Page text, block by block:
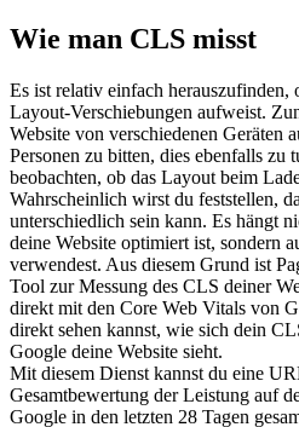
Wie man CLS misst
Es ist relativ einfach herauszufinden,
Layout-Verschiebungen aufweist.
Website von verschiedenen Geräten
Personen zu bitten, dies ebenfalls zu
beobachten, ob das Layout beim
Wahrscheinlich wirst du feststellen,
unterschiedlich sein kann. Es hängt
deine Website optimiert ist, sondern
verwendest. Aus diesem Grund ist
Tool zur Messung des CLS deiner
direkt mit den Core Web Vitals von
direkt sehen kannst, wie sich dein
Google deine Website sieht.
Mit diesem Dienst kannst du eine
Gesamtbewertung der Leistung auf
Google in den letzten 28 Tagen